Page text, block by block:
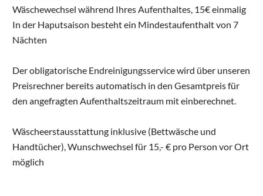
Wäschewechsel während Ihres Aufenthaltes, 15€ einmalig
In der Haputsaison besteht ein Mindestaufenthalt von 7
Nächten
Der obligatorische Endreinigungsservice wird über unseren
Preisrechner bereits automatisch in den Gesamtpreis für
den angefragten Aufenthaltszeitraum mit einberechnet.
Wäscheerstausstattung inklusive (Bettwäsche und
Handtücher), Wunschwechsel für 15,- € pro Person vor Ort
möglich